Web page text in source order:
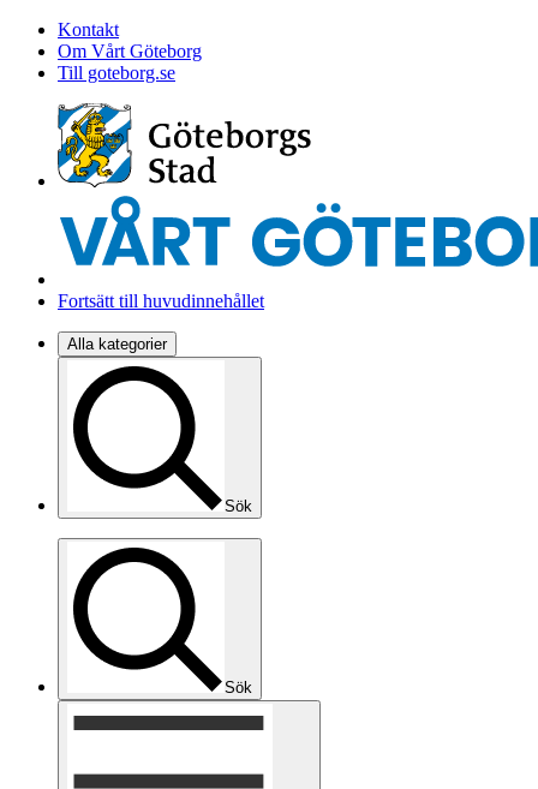
Kontakt
Om Vårt Göteborg
Till goteborg.se
Fortsätt till huvudinnehållet
Alla kategorier
Sök
Sök